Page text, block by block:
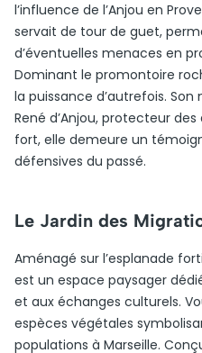
l’influence de l’Anjou en
servait de tour de guet,
d’éventuelles menaces en
Dominant le promontoire
la puissance d’autrefois.
René d’Anjou, protecteur
fort, elle demeure un
défensives du passé.
Le Jardin des
Aménagé sur l’esplanade
est un espace paysager
et aux échanges culturels.
espèces végétales
populations à Marseille.